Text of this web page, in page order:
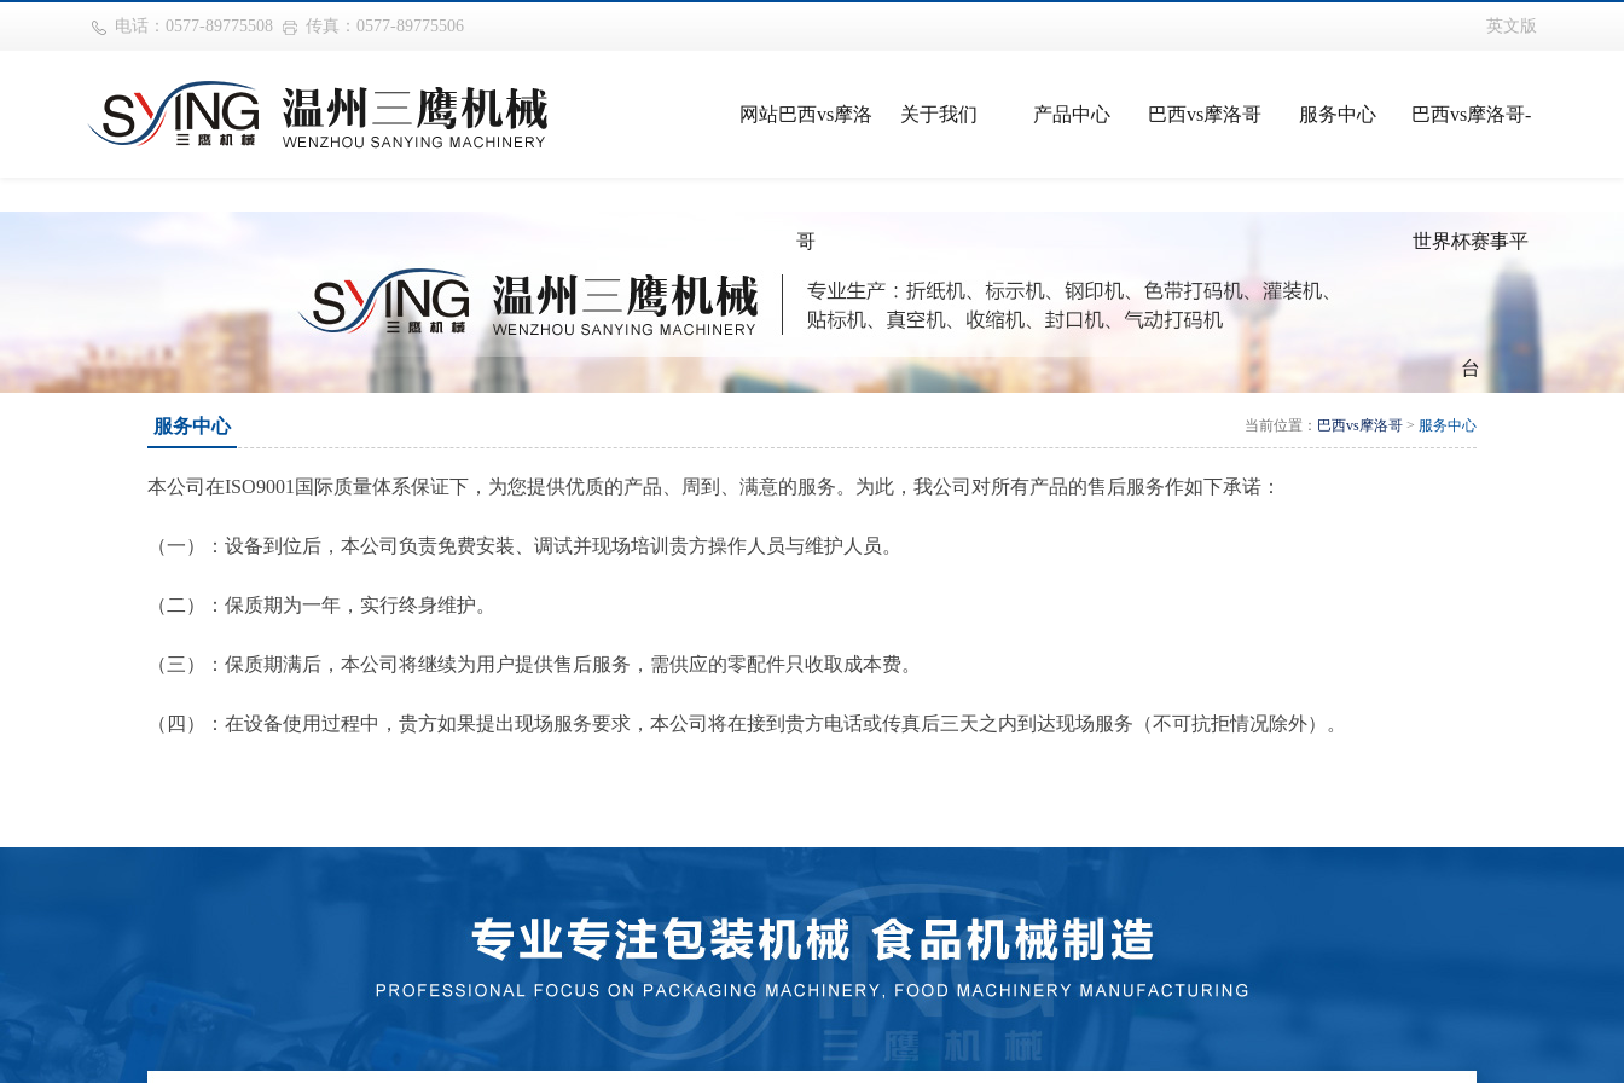
电话：0577-89775508 传真：0577-89775506 英文版
网站巴西vs摩洛
哥
关于我们 产品中心 巴西vs摩洛哥 服务中心 巴西vs摩洛哥-
世界杯赛事平
台
服务中心 当前位置： 巴西vs摩洛哥 > 服务中心
本公司在ISO9001国际质量体系保证下，为您提供优质的产品、周到、满意的服务。为此，我公司对所有产品的售后服务作如下承诺：
（一）：设备到位后，本公司负责免费安装、调试并现场培训贵方操作人员与维护人员。
（二）：保质期为一年，实行终身维护。
（三）：保质期满后，本公司将继续为用户提供售后服务，需供应的零配件只收取成本费。
（四）：在设备使用过程中，贵方如果提出现场服务要求，本公司将在接到贵方电话或传真后三天之内到达现场服务（不可抗拒情况除外）。